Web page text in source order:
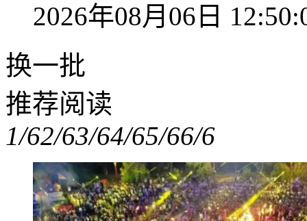
2026年08月06日
换一批
推荐阅读
1/62/63/64/65/66/6